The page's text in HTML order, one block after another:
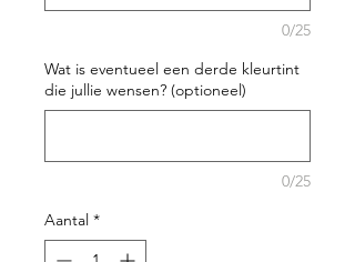
0/25
Wat is eventueel een derde kleurtint
die jullie wensen? (optioneel)
0/25
Aantal *